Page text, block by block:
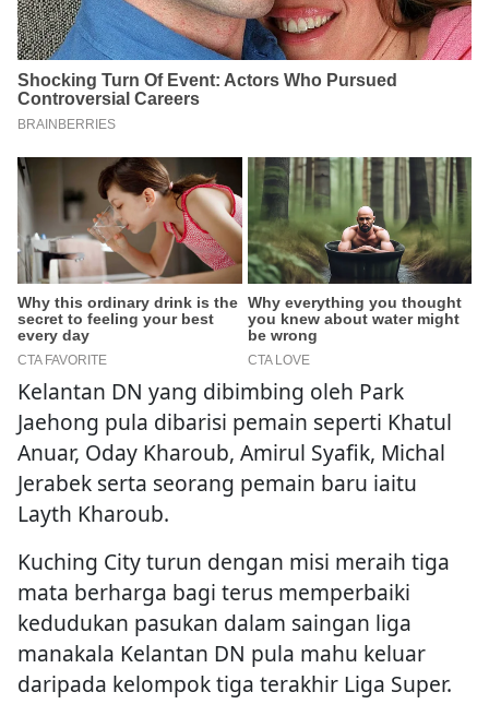
Kelantan DN yang dibimbing oleh Park
Jaehong pula dibarisi pemain seperti Khatul
Anuar, Oday Kharoub, Amirul Syafik, Michal
Jerabek serta seorang pemain baru iaitu
Layth Kharoub.
Kuching City turun dengan misi meraih tiga
mata berharga bagi terus memperbaiki
kedudukan pasukan dalam saingan liga
manakala Kelantan DN pula mahu keluar
daripada kelompok tiga terakhir Liga Super.